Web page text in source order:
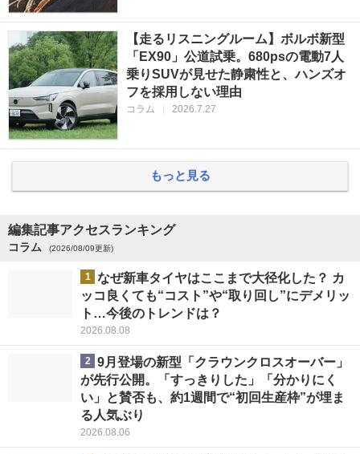
【走るリスニングルーム】ボルボ新型
「EX90」公道試乗。680psの電動7人
乗りSUVが見せた静粛性と、ハンズオ
フを採用しない理由
コラム | 2026.7.27
もっと見る
編集記事アクセスランキング
コラム (2026/08/09更新)
1
なぜ新車タイヤはここまで大径化した？ カ
ッコ良くても“コスト”や“取り回し”にデメリッ
ト…今後のトレンドは？
2026.08.08
2
9月登場の新型「クラウンクロスオーバー」
が先行公開。「すっきりした」「分かりにく
い」と賛否も、約1週間で“初回生産枠”が埋ま
る人気ぶり
2026.08.06